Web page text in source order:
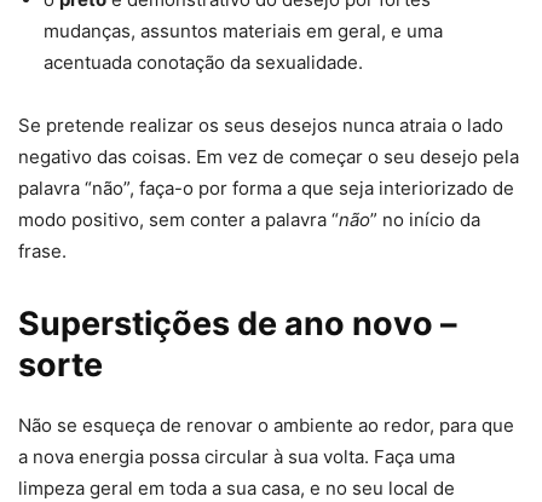
mudanças, assuntos materiais em geral, e uma
acentuada conotação da sexualidade.
Se pretende realizar os seus desejos nunca atraia o lado
negativo das coisas. Em vez de começar o seu desejo pela
palavra “não”, faça-o por forma a que seja interiorizado de
modo positivo, sem conter a palavra “não” no início da
frase.
Superstições de ano novo –
sorte
Não se esqueça de renovar o ambiente ao redor, para que
a nova energia possa circular à sua volta. Faça uma
limpeza geral em toda a sua casa, e no seu local de